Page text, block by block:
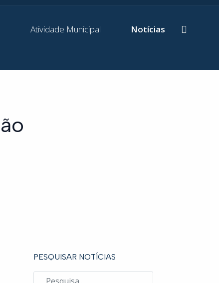
Atividade Municipal Notícias
PESQUISAR NOTÍCIAS